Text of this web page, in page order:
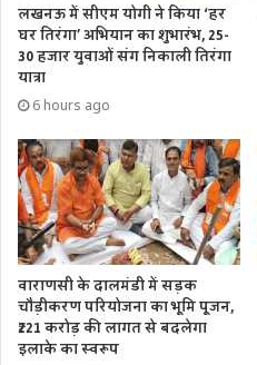
लखनऊ में सीएम योगी ने किया ‘हर
घर तिरंगा’ अभियान का शुभारंभ, 25-
30 हजार युवाओं संग निकाली तिरंगा
यात्रा
6 hours ago
वाराणसी के दालमंडी में सड़क
चौड़ीकरण परियोजना का भूमि पूजन,
₹221 करोड़ की लागत से बदलेगा
इलाके का स्वरूप